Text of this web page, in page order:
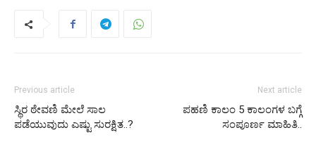
Previous article
ಸ್ಥಿರ ಠೇವಣಿ ಮೇಲೆ ಸಾಲ
ಪಡೆಯುವುದು ಎಷ್ಟು ಸುರಕ್ಷಿತ..?
Next article
ಪಹಣಿ ಕಾಲಂ 5 ಕಾಲಂಗಳ ಬಗ್ಗೆ
ಸಂಪೂರ್ಣ ಮಾಹಿತಿ..